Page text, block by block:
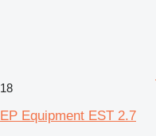
18
EP Equipment EST 2.7